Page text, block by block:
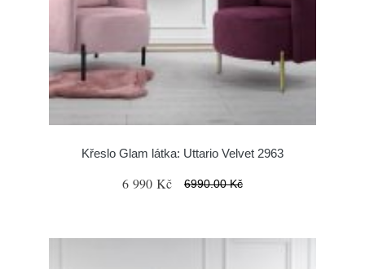
Křeslo Glam látka: Uttario Velvet 2963
6 990 Kč 6990.00 Kč